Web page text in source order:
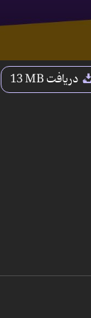
دریافت13 MB